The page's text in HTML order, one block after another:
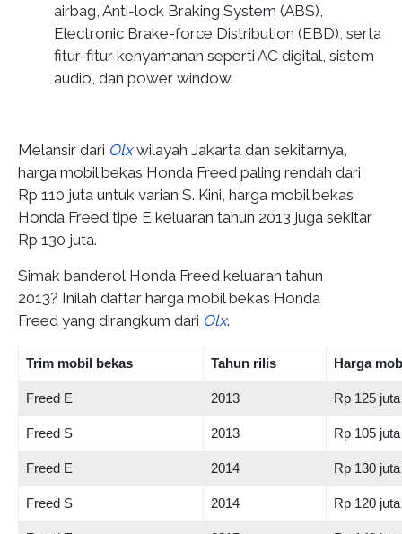
airbag, Anti-lock Braking System (ABS),
Electronic Brake-force Distribution (EBD), serta
fitur-fitur kenyamanan seperti AC digital, sistem
audio, dan power window.
Melansir dari Olxwilayah Jakarta dan sekitarnya,
harga mobil bekas Honda Freed paling rendah dari
Rp 110 juta untuk varian S. Kini, harga mobil bekas
Honda Freed tipe E keluaran tahun 2013 juga sekitar
Rp 130 juta.
Simak banderol Honda Freed keluaran tahun
2013? Inilah daftar harga mobil bekas Honda
Freed yang dirangkum dari Olx.
Trim mobil bekas Tahun rilis Harga
Freed E 2013 Rp 125 juta
Freed S 2013 Rp 105 juta
Freed E 2014 Rp 130 juta
Freed S 2014 Rp 120 juta